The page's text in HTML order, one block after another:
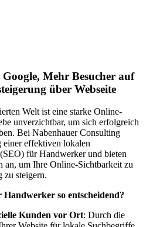
Mehr Besucher auf
über Webseite
Welt ist eine starke Online-
unverzichtbar, um sich erfolgreich
Bei Nabenhauer Consulting
einer effektiven lokalen
für Handwerker und bieten
an, um Ihre Online-Sichtbarkeit zu
zu steigern.
so entscheidend?
Kunden vor Ort: Durch die